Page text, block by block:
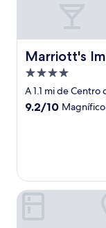
Marriott's
Marriott's
Propiedad
de
4.0
A 1.1 mi de
9.2
9.2/10 Magnífico
SpringHill Suites